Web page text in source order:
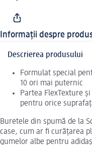
Informații despre
Descrierea produsului
Formulat special
10 ori mai puternic
Partea FlexTexture
pentru orice
Buretele din spumă de la
case, cum ar fi curățarea
gumelor albe pentru